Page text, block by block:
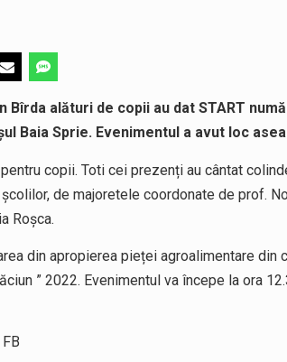
În acest sfârșit de săptămână, jandarmii
Proiectul de lege privind Strategia
Bîrda alături de copii au dat START
Baia Sprie. Evenimentul a avut loc
copii. Toti cei prezenți au cântat
de majoretele coordonate de prof.
Roșca.
din apropierea pieței agroalimentare din
” 2022. Evenimentul va începe la ora